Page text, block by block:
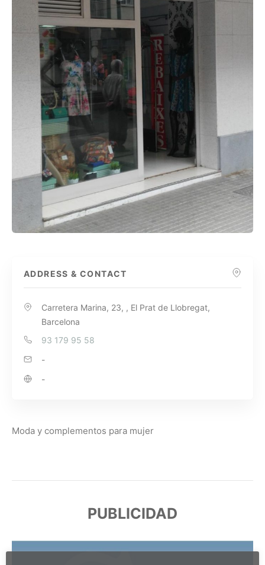
ADDRESS & CONTACT
Carretera Marina, 23, , El Prat de Llobregat,
Barcelona
93 179 95 58
-
-
Moda y complementos para mujer
PUBLICIDAD